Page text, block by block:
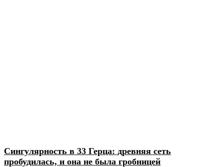
Сингулярность в 33 Герца: древняя сеть
пробудилась, и она не была гробницей